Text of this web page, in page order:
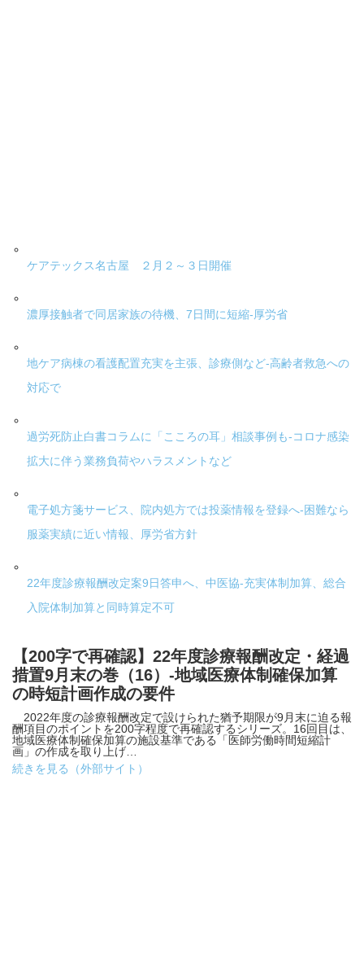
ケアテックス名古屋 ２月２～３日開催
濃厚接触者で同居家族の待機、7日間に短縮-厚労省
地ケア病棟の看護配置充実を主張、診療側など-高齢者救急への
対応で
過労死防止白書コラムに「こころの耳」相談事例も-コロナ感染
拡大に伴う業務負荷やハラスメントなど
電子処方箋サービス、院内処方では投薬情報を登録へ-困難なら
服薬実績に近い情報、厚労省方針
22年度診療報酬改定案9日答申へ、中医協-充実体制加算、総合
入院体制加算と同時算定不可
【200字で再確認】22年度診療報酬改定・経過
措置9月末の巻（16）-地域医療体制確保加算
の時短計画作成の要件
2022年度の診療報酬改定で設けられた猶予期限が9月末に迫る報
酬項目のポイントを200字程度で再確認するシリーズ。16回目は、
地域医療体制確保加算の施設基準である「医師労働時間短縮計
画」の作成を取り上げ…
続きを見る（外部サイト）